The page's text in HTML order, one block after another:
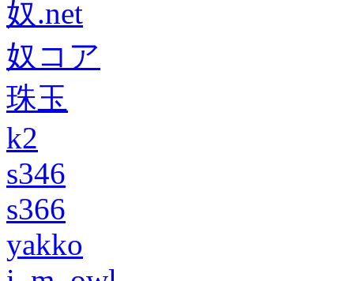
奴.net
奴コア
珠玉
k2
s346
s366
yakko